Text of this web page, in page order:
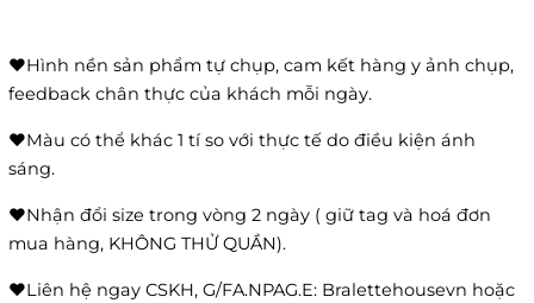
❤️Hình nền sản phẩm tự chụp, cam kết hàng y ảnh chụp,
feedback chân thực của khách mỗi ngày.
❤️Màu có thể khác 1 tí so với thực tế do điều kiện ánh
sáng.
❤️Nhận đổi size trong vòng 2 ngày ( giữ tag và hoá đơn
mua hàng, KHÔNG THỬ QUẦN).
❤️Liên hệ ngay CSKH, G/FA.NPAG.E: Bralettehousevn hoặc